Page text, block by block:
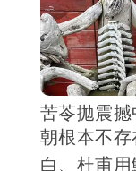
苦苓拋震
朝根本不
白、杜甫用